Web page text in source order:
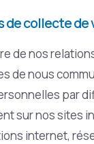
de collecte de
de nos
de nous
par
sur nos sites
internet,